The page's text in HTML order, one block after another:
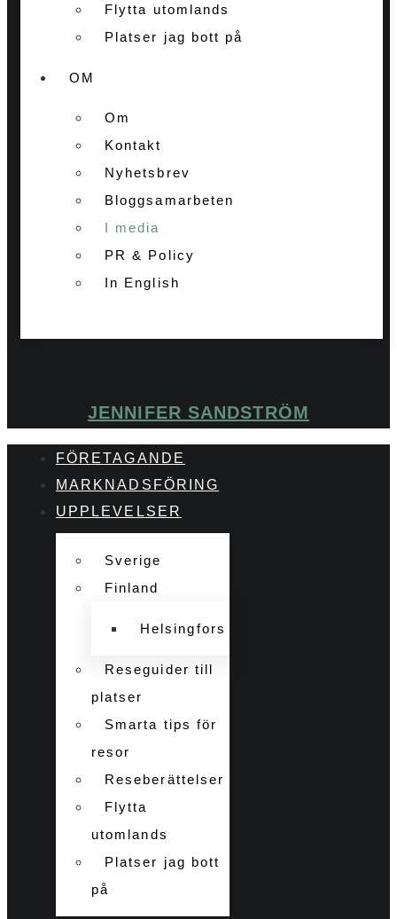
Flytta utomlands
Platser jag bott på
OM
Om
Kontakt
Nyhetsbrev
Bloggsamarbeten
I media
PR & Policy
In English
JENNIFER SANDSTRÖM
FÖRETAGANDE
MARKNADSFÖRING
UPPLEVELSER
Sverige
Finland
Helsingfors
Reseguider till
platser
Smarta tips för
resor
Reseberättelser
Flytta
utomlands
Platser jag bott
på